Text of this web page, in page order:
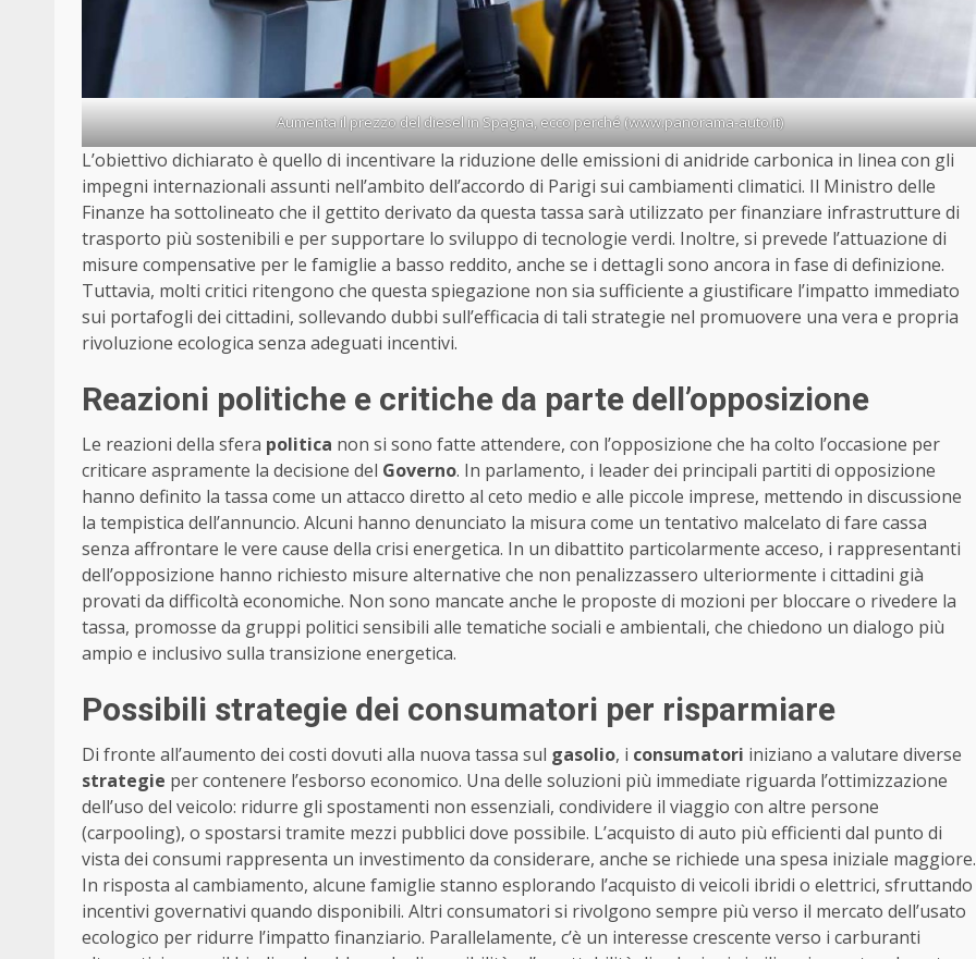
Aumenta il prezzo del diesel in Spagna, ecco perché (www.panorama-auto.it)
L’obiettivo dichiarato è quello di incentivare la riduzione delle emissioni di anidride carbonica in linea con gli
impegni internazionali assunti nell’ambito dell’accordo di Parigi sui cambiamenti climatici. Il Ministro delle
Finanze ha sottolineato che il gettito derivato da questa tassa sarà utilizzato per finanziare infrastrutture di
trasporto più sostenibili e per supportare lo sviluppo di tecnologie verdi. Inoltre, si prevede l’attuazione di
misure compensative per le famiglie a basso reddito, anche se i dettagli sono ancora in fase di definizione.
Tuttavia, molti critici ritengono che questa spiegazione non sia sufficiente a giustificare l’impatto immediato
sui portafogli dei cittadini, sollevando dubbi sull’efficacia di tali strategie nel promuovere una vera e propria
rivoluzione ecologica senza adeguati incentivi.
Reazioni politiche e critiche da parte dell’opposizione
Le reazioni della sfera politica non si sono fatte attendere, con l’opposizione che ha colto l’occasione per
criticare aspramente la decisione del Governo. In parlamento, i leader dei principali partiti di opposizione
hanno definito la tassa come un attacco diretto al ceto medio e alle piccole imprese, mettendo in discussione
la tempistica dell’annuncio. Alcuni hanno denunciato la misura come un tentativo malcelato di fare cassa
senza affrontare le vere cause della crisi energetica. In un dibattito particolarmente acceso, i rappresentanti
dell’opposizione hanno richiesto misure alternative che non penalizzassero ulteriormente i cittadini già
provati da difficoltà economiche. Non sono mancate anche le proposte di mozioni per bloccare o rivedere la
tassa, promosse da gruppi politici sensibili alle tematiche sociali e ambientali, che chiedono un dialogo più
ampio e inclusivo sulla transizione energetica.
Possibili strategie dei consumatori per risparmiare
Di fronte all’aumento dei costi dovuti alla nuova tassa sul gasolio, i consumatori iniziano a valutare diverse
strategie per contenere l’esborso economico. Una delle soluzioni più immediate riguarda l’ottimizzazione
dell’uso del veicolo: ridurre gli spostamenti non essenziali, condividere il viaggio con altre persone
(carpooling), o spostarsi tramite mezzi pubblici dove possibile. L’acquisto di auto più efficienti dal punto di
vista dei consumi rappresenta un investimento da considerare, anche se richiede una spesa iniziale maggiore.
In risposta al cambiamento, alcune famiglie stanno esplorando l’acquisto di veicoli ibridi o elettrici, sfruttando
incentivi governativi quando disponibili. Altri consumatori si rivolgono sempre più verso il mercato dell’usato
ecologico per ridurre l’impatto finanziario. Parallelamente, c’è un interesse crescente verso i carburanti